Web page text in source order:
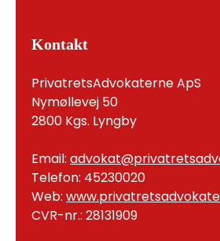
Kontakt
PrivatretsAdvokaterne ApS
Nymøllevej 50
2800 Kgs. Lyngby
Email:
Telefon: 45230020
Web:
CVR-nr.: 28131909